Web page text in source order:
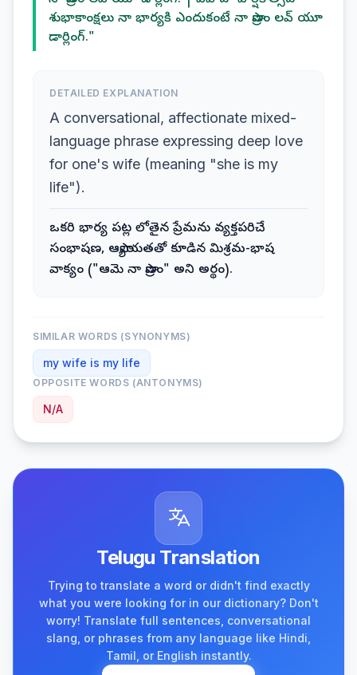
శుభాకాంక్షలు నా భార్యకి ఎందుకంటే నా ప్రాణం లవ్ యూ
డార్లింగ్."
DETAILED EXPLANATION
A conversational, affectionate mixed-
language phrase expressing deep love
for one's wife (meaning "she is my
life").
ఒకరి భార్య పట్ల లోతైన ప్రేమను వ్యక్తపరిచే
సంభాషణ, ఆప్యాయతతో కూడిన మిశ్రమ-భాష
వాక్యం ("ఆమె నా ప్రాణం" అని అర్థం).
SIMILAR WORDS (SYNONYMS)
my wife is my life
OPPOSITE WORDS (ANTONYMS)
N/A
Telugu Translation
Trying to translate a word or didn't find exactly
what you were looking for in our dictionary? Don't
worry! Translate full sentences, conversational
slang, or phrases from any language like Hindi,
Tamil, or English instantly.